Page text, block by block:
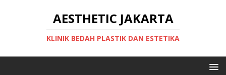
AESTHETIC JAKARTA
KLINIK BEDAH PLASTIK DAN ESTETIKA